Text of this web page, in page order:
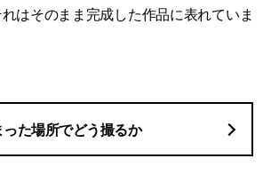
はそのまま完成した作品に表れていま
った場所でどう撮るか